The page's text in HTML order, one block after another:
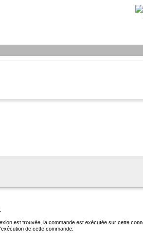
est trouvée, la commande est exécutée sur cette
de cette commande.